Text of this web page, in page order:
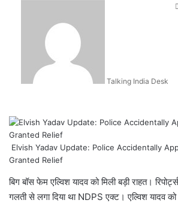
Talking India Desk
Elvish Yadav Update: Police Accidentally
Granted Relief
बिग बॉस फेम एल्विश यादव को मिली बड़ी राहत।
गलती से लगा दिया था NDPS एक्ट। एल्विश यादव